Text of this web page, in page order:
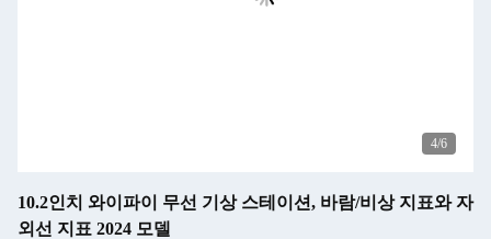
5/6
10.2인치 와이파이 무선 기상 스테이션, 바람/비상 지표와 자
외선 지표 2024 모델